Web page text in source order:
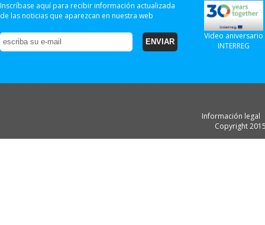
Inscríbase aquí para recibir información actualizada
de las noticias que aparezcan en nuestra web
Video aniversario
INTERREG
Información legal
Copyright